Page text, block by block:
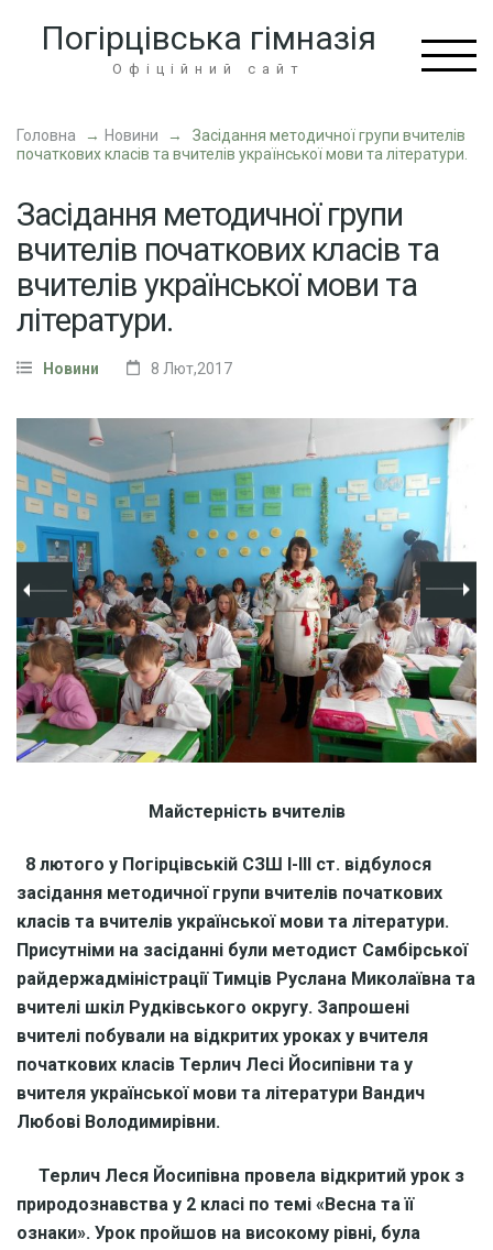
Enter)
Погірцівська гімназія
Офіційний сайт
Головна → Новини →
Засідання методичної групи вчителів
початкових класів та вчителів української мови та літератури.
Засідання методичної групи
вчителів початкових класів та
вчителів української мови та
літератури.
Новини 8 Лют,2017
Майстерність вчителів
8 лютого у Погірцівській СЗШ І-ІІІ ст. відбулося
засідання методичної групи вчителів початкових
класів та вчителів української мови та літератури.
Присутніми на засіданні були методист Самбірської
райдержадміністрації Тимців Руслана Миколаївна та
вчителі шкіл Рудківського округу. Запрошені
вчителі побували на відкритих уроках у вчителя
початкових класів Терлич Лесі Йосипівни та у
вчителя української мови та літератури Вандич
Любові Володимирівни.
Терлич Леся Йосипівна провела відкритий урок з
природознавства у 2 класі по темі «Весна та її
ознаки». Урок пройшов на високому рівні, була